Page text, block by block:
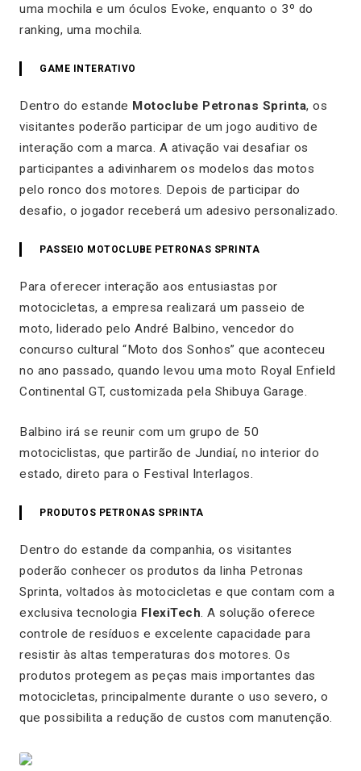
uma mochila e um óculos Evoke, enquanto o 3º do
ranking, uma mochila.
GAME INTERATIVO
Dentro do estande Motoclube Petronas Sprinta, os
visitantes poderão participar de um jogo auditivo de
interação com a marca. A ativação vai desafiar os
participantes a adivinharem os modelos das motos
pelo ronco dos motores. Depois de participar do
desafio, o jogador receberá um adesivo personalizado.
PASSEIO MOTOCLUBE PETRONAS SPRINTA
Para oferecer interação aos entusiastas por
motocicletas, a empresa realizará um passeio de
moto, liderado pelo André Balbino, vencedor do
concurso cultural “Moto dos Sonhos” que aconteceu
no ano passado, quando levou uma moto Royal Enfield
Continental GT, customizada pela Shibuya Garage.
Balbino irá se reunir com um grupo de 50
motociclistas, que partirão de Jundiaí, no interior do
estado, direto para o Festival Interlagos.
PRODUTOS PETRONAS SPRINTA
Dentro do estande da companhia, os visitantes
poderão conhecer os produtos da linha Petronas
Sprinta, voltados às motocicletas e que contam com a
exclusiva tecnologia FlexiTech. A solução oferece
controle de resíduos e excelente capacidade para
resistir às altas temperaturas dos motores. Os
produtos protegem as peças mais importantes das
motocicletas, principalmente durante o uso severo, o
que possibilita a redução de custos com manutenção.